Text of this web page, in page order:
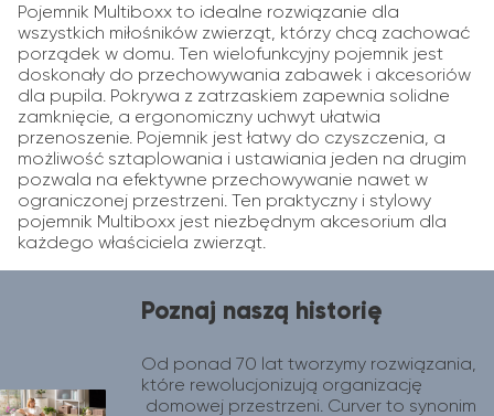
Pojemnik Multiboxx to idealne rozwiązanie dla
wszystkich miłośników zwierząt, którzy chcą zachować
porządek w domu. Ten wielofunkcyjny pojemnik jest
doskonały do przechowywania zabawek i akcesoriów
dla pupila. Pokrywa z zatrzaskiem zapewnia solidne
zamknięcie, a ergonomiczny uchwyt ułatwia
przenoszenie. Pojemnik jest łatwy do czyszczenia, a
możliwość sztaplowania i ustawiania jeden na drugim
pozwala na efektywne przechowywanie nawet w
ograniczonej przestrzeni. Ten praktyczny i stylowy
pojemnik Multiboxx jest niezbędnym akcesorium dla
każdego właściciela zwierząt.
Poznaj naszą historię
Od ponad 70 lat tworzymy rozwiązania,
które rewolucjonizują organizację
domowej przestrzeni. Curver to synonim